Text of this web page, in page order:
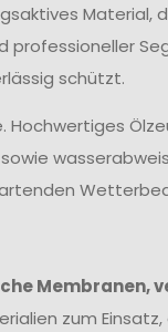
Material,
professioneller
schützt.
Hochwertiges
Membranen,
zum